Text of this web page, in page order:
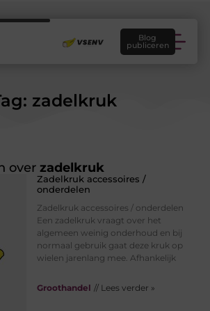
Blog
publiceren
zadelkruk
overzadelkruk
Zadelkruk accessoires /
onderdelen
Zadelkruk accessoires / onderdelen
Een zadelkruk vraagt over het
algemeen weinig onderhoud en bij
normaal gebruik gaat deze kruk op
wielen jarenlang mee. Afhankelijk
Groothandel // Lees verder »